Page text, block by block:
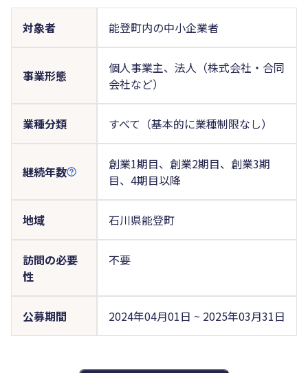
対象者 能登町内の中小企業者
事業形態
個人事業主、法人（株式会社・合同
会社など）
業種分類 すべて（基本的に業種制限なし）
継続年数
創業1期目、創業2期目、創業3期
目、4期目以降
地域 石川県能登町
訪問の必要
性
不要
公募期間 2024年04月01日 ~ 2025年03月31日